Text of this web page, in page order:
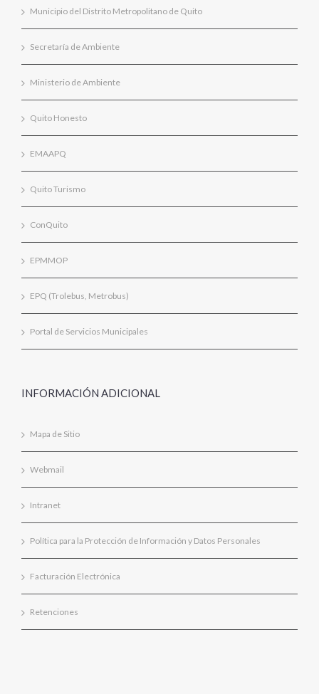
Municipio del Distrito Metropolitano de Quito
Secretaría de Ambiente
Ministerio de Ambiente
Quito Honesto
EMAAPQ
Quito Turismo
ConQuito
EPMMOP
EPQ (Trolebus, Metrobus)
Portal de Servicios Municipales
INFORMACIÓN ADICIONAL
Mapa de Sitio
Webmail
Intranet
Política para la Protección de Información y Datos Personales
Facturación Electrónica
Retenciones